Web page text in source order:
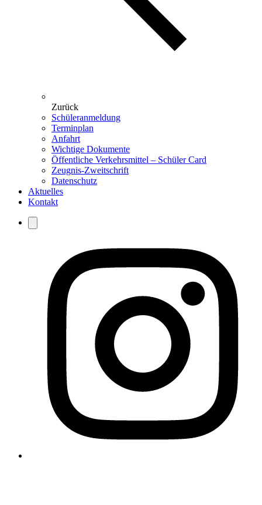
Zurück
Schüleranmeldung
Terminplan
Anfahrt
Wichtige Dokumente
Öffentliche Verkehrsmittel – Schüler Card
Zeugnis-Zweitschrift
Datenschutz
Aktuelles
Kontakt